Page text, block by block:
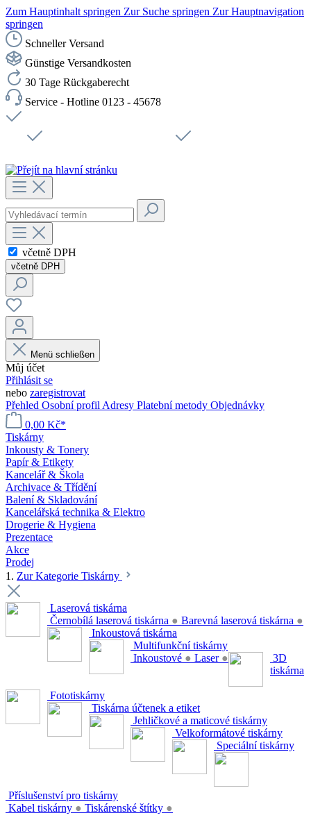
Zum Hauptinhalt springen Zur Suche springen Zur Hauptnavigation
springen
Schneller Versand
Günstige Versandkosten
30 Tage Rückgaberecht
Service - Hotline 0123 - 45678
včetně DPH
včetně DPH
Menü schließen
Můj účet
Přihlásit se
nebo zaregistrovat
Přehled Osobní profil Adresy Platební metody Objednávky
0,00 Kč*
Tiskárny
Inkousty & Tonery
Papír & Etikety
Kancelář & Škola
Archivace & Třídění
Balení & Skladování
Kancelářská technika & Elektro
Drogerie & Hygiena
Prezentace
Akce
Prodej
1. Zur Kategorie Tiskárny
Laserová tiskárna
Černobílá laserová tiskárna ● Barevná laserová tiskárna ●
Inkoustová tiskárna
Multifunkční tiskárny
Inkoustové ● Laser ●
3D
tiskárna
Fototiskárny
Tiskárna účtenek a etiket
Jehličkové a maticové tiskárny
Velkoformátové tiskárny
Speciální tiskárny
Příslušenství pro tiskárny
Kabel tiskárny ● Tiskárenské štítky ●